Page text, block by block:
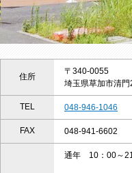
住所
〒340-0055
埼玉県草加市清
TEL 048-946-1046
FAX 048-941-6602
通年 10：00～